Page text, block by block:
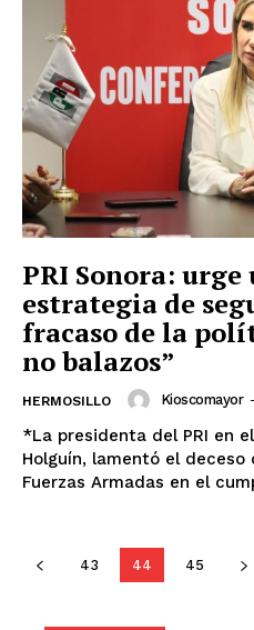
PRI Sonora:
estrategia de
fracaso de la
no balazos”
HERMOSILLO Kioscomayor -
*La presidenta del PRI en
Holguín, lamentó el
Fuerzas Armadas en el
43 44 45